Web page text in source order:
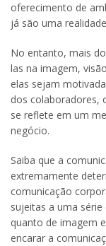
oferecimento de
já são uma
No entanto, mais
las na imagem,
elas sejam
dos colaboradores,
se reflete em um
negócio.
Saiba que a
extremamente
comunicação
sujeitas a uma
quanto de imagem
encarar a